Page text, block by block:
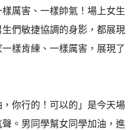
厲害、一樣帥氣！場上女生
們敏捷協調的身影，都展現
樣肯練、一樣厲害，展現了
，你行的！可以的」是今天場
。男同學幫女同學加油，進